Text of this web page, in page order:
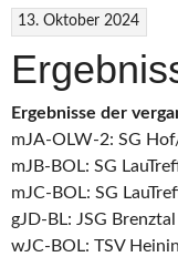
13. Oktober 2024
Ergebnisse der
mJA-OLW-2: SG
mJB-BOL: SG
mJC-BOL: SG
gJD-BL: JSG
wJC-BOL: TSV